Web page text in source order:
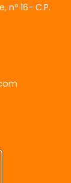
nº 16- C.P.